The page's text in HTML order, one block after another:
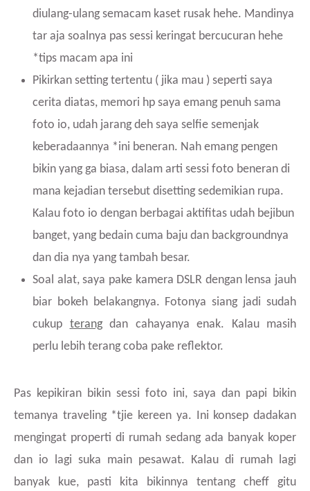
diulang-ulang semacam kaset rusak hehe. Mandinya
tar aja soalnya pas sessi keringat bercucuran hehe
*tips macam apa ini
Pikirkan setting tertentu ( jika mau ) seperti saya
cerita diatas, memori hp saya emang penuh sama
foto io, udah jarang deh saya selfie semenjak
keberadaannya *ini beneran. Nah emang pengen
bikin yang ga biasa, dalam arti sessi foto beneran di
mana kejadian tersebut disetting sedemikian rupa.
Kalau foto io dengan berbagai aktifitas udah bejibun
banget, yang bedain cuma baju dan backgroundnya
dan dia nya yang tambah besar.
Soal alat, saya pake kamera DSLR dengan lensa jauh
biar bokeh belakangnya. Fotonya siang jadi sudah
cukup terangdan cahayanya enak. Kalau masih
perlu lebih terang coba pake reflektor.
Pas kepikiran bikin sessi foto ini, saya dan papi bikin
temanya traveling *tjie kereen ya. Ini konsep dadakan
mengingat properti di rumah sedang ada banyak koper
dan io lagi suka main pesawat. Kalau di rumah lagi
banyak kue, pasti kita bikinnya tentang cheff gitu